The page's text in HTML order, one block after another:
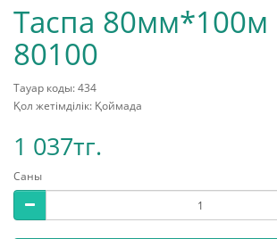
Таспа 80мм*100м
80100
Тауар коды: 434
Қол жетімділік: Қоймада
1 037тг.
Саны